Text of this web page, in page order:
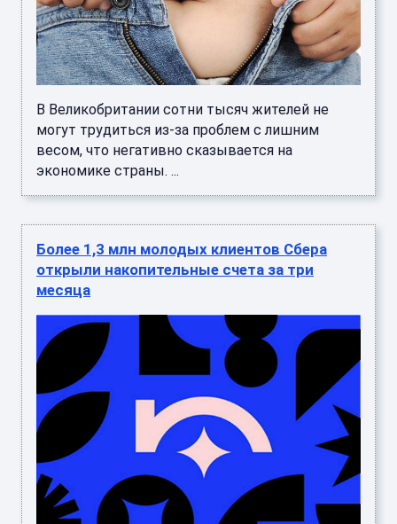
В Великобритании сотни тысяч жителей не
могут трудиться из-за проблем с лишним
весом, что негативно сказывается на
экономике страны. ...
Более 1,3 млн молодых клиентов Сбера
открыли накопительные счета за три
месяца